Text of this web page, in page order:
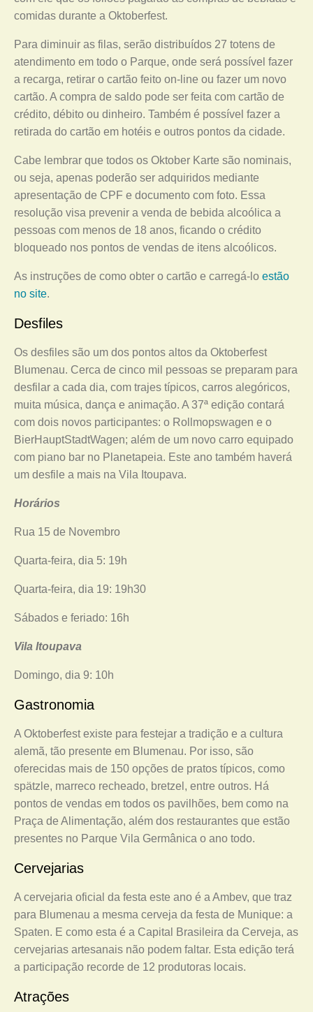
comidas durante a Oktoberfest.
Para diminuir as filas, serão distribuídos 27 totens de
atendimento em todo o Parque, onde será possível fazer
a recarga, retirar o cartão feito on-line ou fazer um novo
cartão. A compra de saldo pode ser feita com cartão de
crédito, débito ou dinheiro. Também é possível fazer a
retirada do cartão em hotéis e outros pontos da cidade.
Cabe lembrar que todos os Oktober Karte são nominais,
ou seja, apenas poderão ser adquiridos mediante
apresentação de CPF e documento com foto. Essa
resolução visa prevenir a venda de bebida alcoólica a
pessoas com menos de 18 anos, ficando o crédito
bloqueado nos pontos de vendas de itens alcoólicos.
As instruções de como obter o cartão e carregá-lo estão
no site.
Desfiles
Os desfiles são um dos pontos altos da Oktoberfest
Blumenau. Cerca de cinco mil pessoas se preparam para
desfilar a cada dia, com trajes típicos, carros alegóricos,
muita música, dança e animação. A 37ª edição contará
com dois novos participantes: o Rollmopswagen e o
BierHauptStadtWagen; além de um novo carro equipado
com piano bar no Planetapeia. Este ano também haverá
um desfile a mais na Vila Itoupava.
Horários
Rua 15 de Novembro
Quarta-feira, dia 5: 19h
Quarta-feira, dia 19: 19h30
Sábados e feriado: 16h
Vila Itoupava
Domingo, dia 9: 10h
Gastronomia
A Oktoberfest existe para festejar a tradição e a cultura
alemã, tão presente em Blumenau. Por isso, são
oferecidas mais de 150 opções de pratos típicos, como
spätzle, marreco recheado, bretzel, entre outros. Há
pontos de vendas em todos os pavilhões, bem como na
Praça de Alimentação, além dos restaurantes que estão
presentes no Parque Vila Germânica o ano todo.
Cervejarias
A cervejaria oficial da festa este ano é a Ambev, que traz
para Blumenau a mesma cerveja da festa de Munique: a
Spaten. E como esta é a Capital Brasileira da Cerveja, as
cervejarias artesanais não podem faltar. Esta edição terá
a participação recorde de 12 produtoras locais.
Atrações